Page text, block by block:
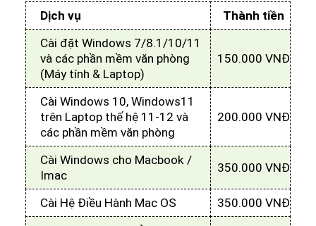
Dịch vụ
Thành tiền
Cài đặt Windows 7/8.1/10/11
và các phần mềm văn phòng
(Máy tính & Laptop)
150.000 VNĐ
Cài Windows 10, Windows11
trên Laptop thế hệ 11-12 và
các phần mềm văn phòng
200.000 VNĐ
Cài Windows cho Macbook /
Imac
350.000 VNĐ
Cài Hệ Điều Hành Mac OS
350.000 VNĐ